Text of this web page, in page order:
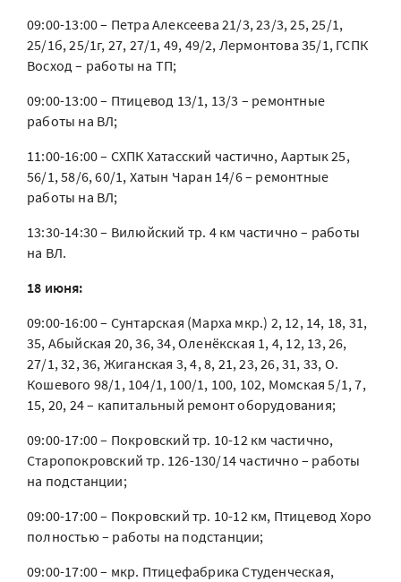
09:00-13:00 – Петра Алексеева 21/3, 23/3, 25, 25/1,
25/1б, 25/1г, 27, 27/1, 49, 49/2, Лермонтова 35/1, ГСПК
Восход – работы на ТП;
09:00-13:00 – Птицевод 13/1, 13/3 – ремонтные
работы на ВЛ;
11:00-16:00 – СХПК Хатасский частично, Аартык 25,
56/1, 58/6, 60/1, Хатын Чаран 14/6 – ремонтные
работы на ВЛ;
13:30-14:30 – Вилюйский тр. 4 км частично – работы
на ВЛ.
18 июня:
09:00-16:00 – Сунтарская (Марха мкр.) 2, 12, 14, 18, 31,
35, Абыйская 20, 36, 34, Оленёкская 1, 4, 12, 13, 26,
27/1, 32, 36, Жиганская 3, 4, 8, 21, 23, 26, 31, 33, О.
Кошевого 98/1, 104/1, 100/1, 100, 102, Момская 5/1, 7,
15, 20, 24 – капитальный ремонт оборудования;
09:00-17:00 – Покровский тр. 10-12 км частично,
Старопокровский тр. 126-130/14 частично – работы
на подстанции;
09:00-17:00 – Покровский тр. 10-12 км, Птицевод Хоро
полностью – работы на подстанции;
09:00-17:00 – мкр. Птицефабрика Студенческая,